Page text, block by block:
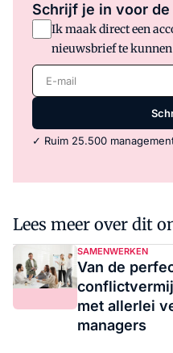
Schrijf je in voor
Ik maak direct een
nieuwsbrief te kunnen
E-mail
✓ Ruim 25.500
Lees meer over dit
SAMENWERKEN
Van de
met allerlei
managers